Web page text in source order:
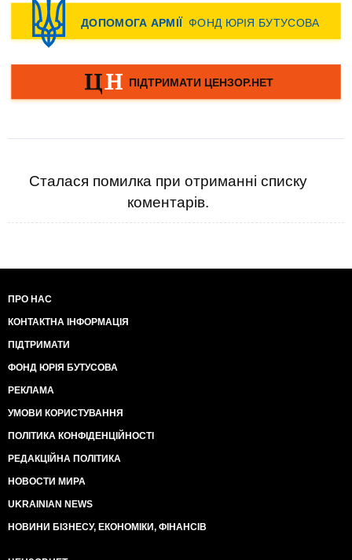
Сталася помилка при отриманні списку
коментарів.
ПРО НАС
КОНТАКТНА ІНФОРМАЦІЯ
ПІДТРИМАТИ
ФОНД ЮРІЯ БУТУСОВА
РЕКЛАМА
УМОВИ КОРИСТУВАННЯ
ПОЛІТИКА КОНФІДЕНЦІЙНОСТІ
РЕДАКЦІЙНА ПОЛІТИКА
НОВОСТИ МИРА
UKRAINIAN NEWS
НОВИНИ БІЗНЕСУ, ЕКОНОМІКИ, ФІНАНСІВ